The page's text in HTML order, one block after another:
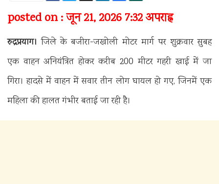
posted on : जून 21, 2026 7:32 अपराह्न
रुद्रप्रयाग। जिले के बजीरा-जखोली मोटर मार्ग पर शुक्रवार सुबह
एक वाहन अनियंत्रित होकर करीब 200 मीटर गहरी खाई में जा
गिरा। हादसे में वाहन में सवार तीन लोग घायल हो गए, जिनमें एक
महिला की हालत गंभीर बताई जा रही है।